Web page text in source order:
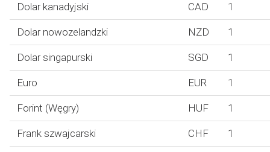
Dolar kanadyjski CAD 1
Dolar nowozelandzki NZD 1
Dolar singapurski SGD 1
Euro EUR 1
Forint (Węgry) HUF 1
Frank szwajcarski CHF 1